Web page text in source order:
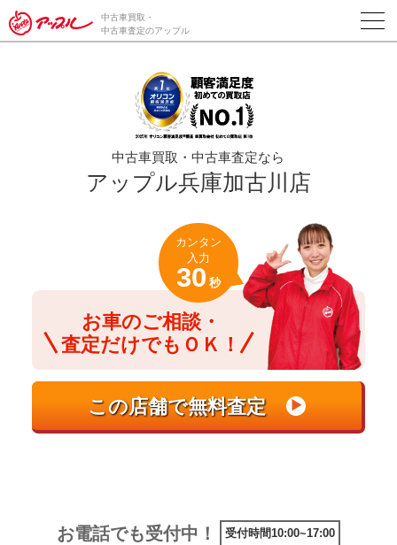
/*ABテスト_新規査定フォームの為のCVボタン*/
中古車買取・
中古車査定のアップル
中古車買取・中古車査定なら
アップル兵庫加古川店
お車のご相談・
査定だけでもＯＫ！
カンタン
入力
30 秒
お電話でも受付中！ 受付時間10:00~17:00